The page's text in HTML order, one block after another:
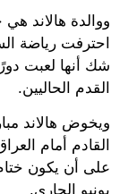
ووالدة هالاند هي
احترفت رياضة
شك أنها لعبت
القدم الحاليين.
ويخوض هالاند
القادم أمام
يونيو الجاري.